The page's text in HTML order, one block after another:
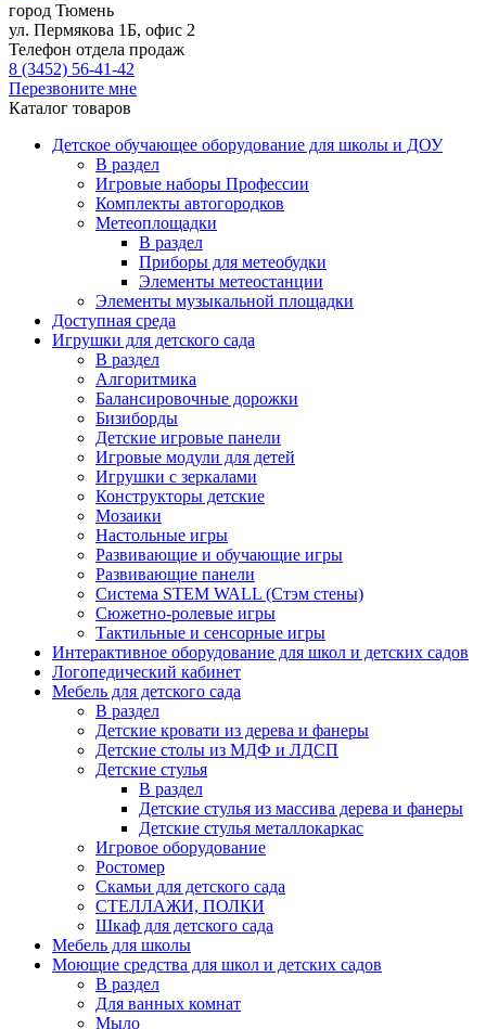
город Тюмень
ул. Пермякова 1Б, офис 2
Телефон отдела продаж
8 (3452) 56-41-42
Перезвоните мне
Каталог товаров
Детское обучающее оборудование для школы и ДОУ
В раздел
Игровые наборы Профессии
Комплекты автогородков
Метеоплощадки
В раздел
Приборы для метеобудки
Элементы метеостанции
Элементы музыкальной площадки
Доступная среда
Игрушки для детского сада
В раздел
Алгоритмика
Балансировочные дорожки
Бизиборды
Детские игровые панели
Игровые модули для детей
Игрушки с зеркалами
Конструкторы детские
Мозаики
Настольные игры
Развивающие и обучающие игры
Развивающие панели
Система STEM WALL (Cтэм стены)
Сюжетно-ролевые игры
Тактильные и сенсорные игры
Интерактивное оборудование для школ и детских садов
Логопедический кабинет
Мебель для детского сада
В раздел
Детские кровати из дерева и фанеры
Детские столы из МДФ и ЛДСП
Детские стулья
В раздел
Детские стулья из массива дерева и фанеры
Детские стулья металлокаркас
Игровое оборудование
Ростомер
Скамьи для детского сада
СТЕЛЛАЖИ, ПОЛКИ
Шкаф для детского сада
Мебель для школы
Моющие средства для школ и детских садов
В раздел
Для ванных комнат
Мыло